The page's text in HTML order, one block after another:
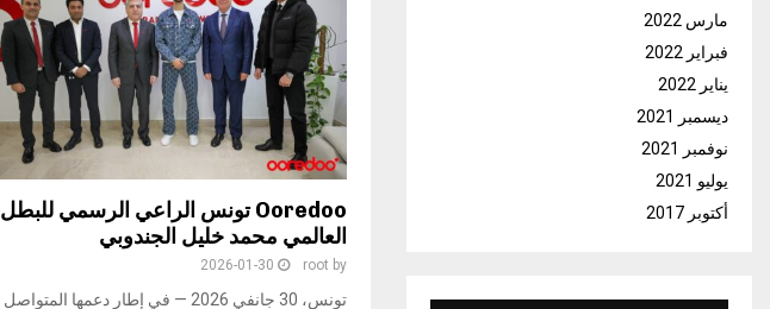
Ooredoo تونس الراعي الرسمي للبطل
العالمي محمد خليل الجندوبي
by
root
2026-01-30
تونس، 30 جانفي 2026 — في إطار دعمها المتواصل
مارس 2022
فبراير 2022
يناير 2022
ديسمبر 2021
نوفمبر 2021
يوليو 2021
أكتوبر 2017